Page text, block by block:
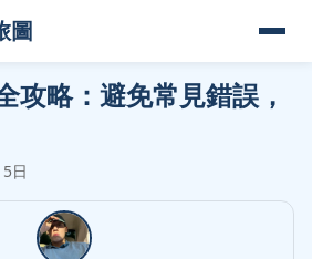
圖
攻略：避免常見錯誤，
日